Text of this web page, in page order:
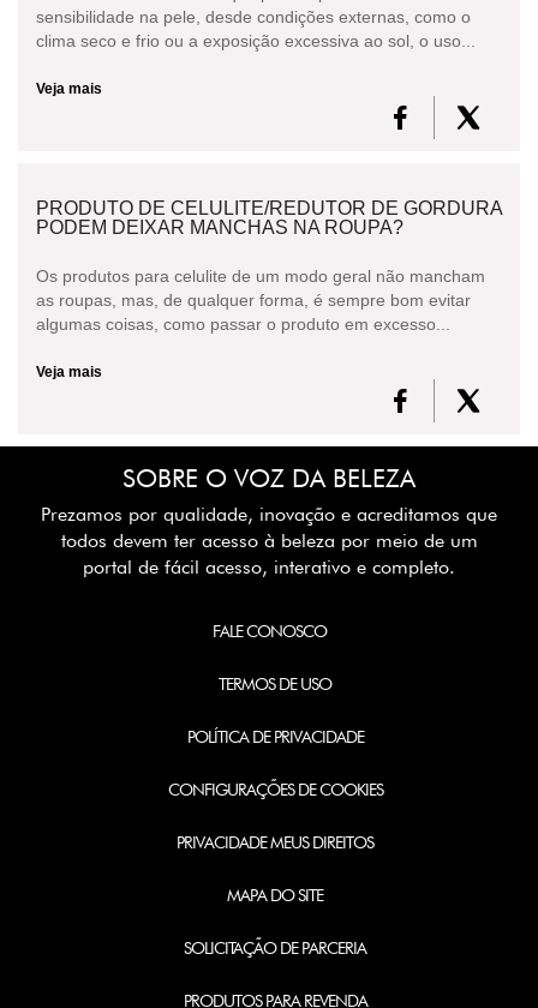
sensibilidade na pele, desde condições externas, como o
clima seco e frio ou a exposição excessiva ao sol, o uso...
Veja mais
PRODUTO DE CELULITE/REDUTOR DE GORDURA
PODEM DEIXAR MANCHAS NA ROUPA?
Os produtos para celulite de um modo geral não mancham
as roupas, mas, de qualquer forma, é sempre bom evitar
algumas coisas, como passar o produto em excesso...
Veja mais
SOBRE O VOZ DA BELEZA
Prezamos por qualidade, inovação e acreditamos que
todos devem ter acesso à beleza por meio de um
portal de fácil acesso, interativo e completo.
FALE CONOSCO
TERMOS DE USO
POLÍTICA DE PRIVACIDADE
CONFIGURAÇÕES DE COOKIES
PRIVACIDADE MEUS DIREITOS
MAPA DO SITE
SOLICITAÇÃO DE PARCERIA
PRODUTOS PARA REVENDA